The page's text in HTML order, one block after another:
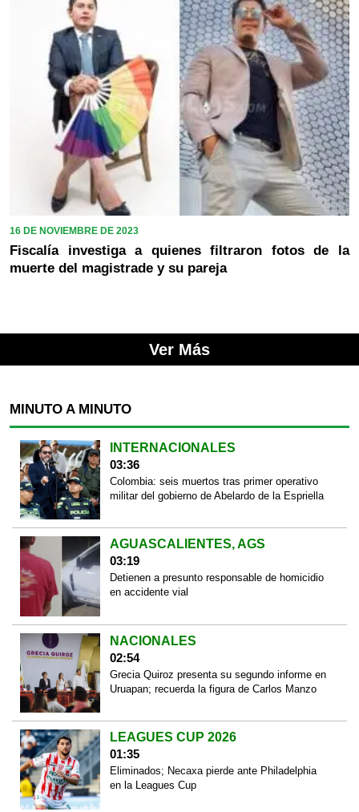
16 DE NOVIEMBRE DE 2023
Fiscalía investiga a quienes filtraron fotos de la
muerte del magistrade y su pareja
Ver Más
MINUTO A MINUTO
INTERNACIONALES
03:36
Colombia: seis muertos tras primer operativo
militar del gobierno de Abelardo de la Espriella
AGUASCALIENTES, AGS
03:19
Detienen a presunto responsable de homicidio
en accidente vial
NACIONALES
02:54
Grecia Quiroz presenta su segundo informe en
Uruapan; recuerda la figura de Carlos Manzo
LEAGUES CUP 2026
01:35
Eliminados; Necaxa pierde ante Philadelphia
en la Leagues Cup